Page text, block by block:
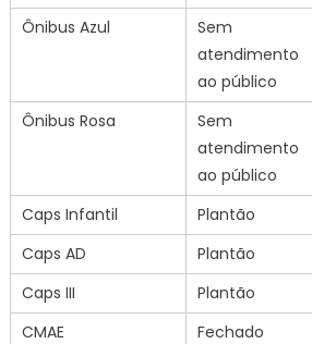
Ônibus Azul
Sem
atendimento
ao público
Ônibus Rosa
Sem
atendimento
ao público
Caps Infantil
Plantão
Caps AD
Plantão
Caps III
Plantão
CMAE
Fechado